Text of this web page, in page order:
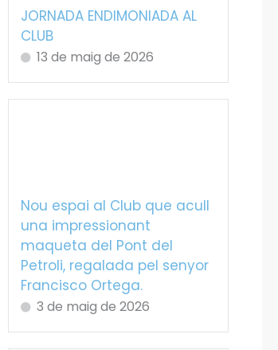
JORNADA ENDIMONIADA AL
CLUB
13 de maig de 2026
Nou espai al Club que acull
una impressionant
maqueta del Pont del
Petroli, regalada pel senyor
Francisco Ortega.
3 de maig de 2026